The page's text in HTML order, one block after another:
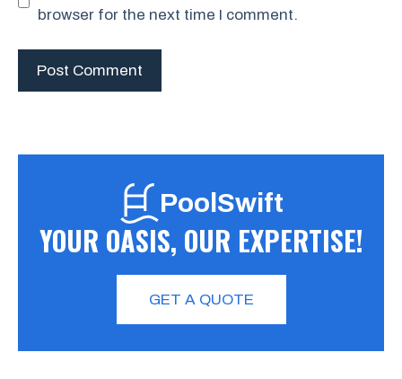
browser for the next time I comment.
PoolSwift
YOUR OASIS, OUR EXPERTISE!
GET A QUOTE